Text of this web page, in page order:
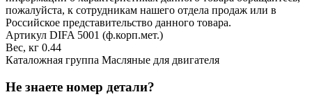
пожалуйста, к сотрудникам нашего отдела продаж или в
Российское представительство данного товара.
Артикул DIFA 5001 (ф.корп.мет.)
Вес, кг 0.44
Каталожная группа Масляные для двигателя
Не знаете номер детали?